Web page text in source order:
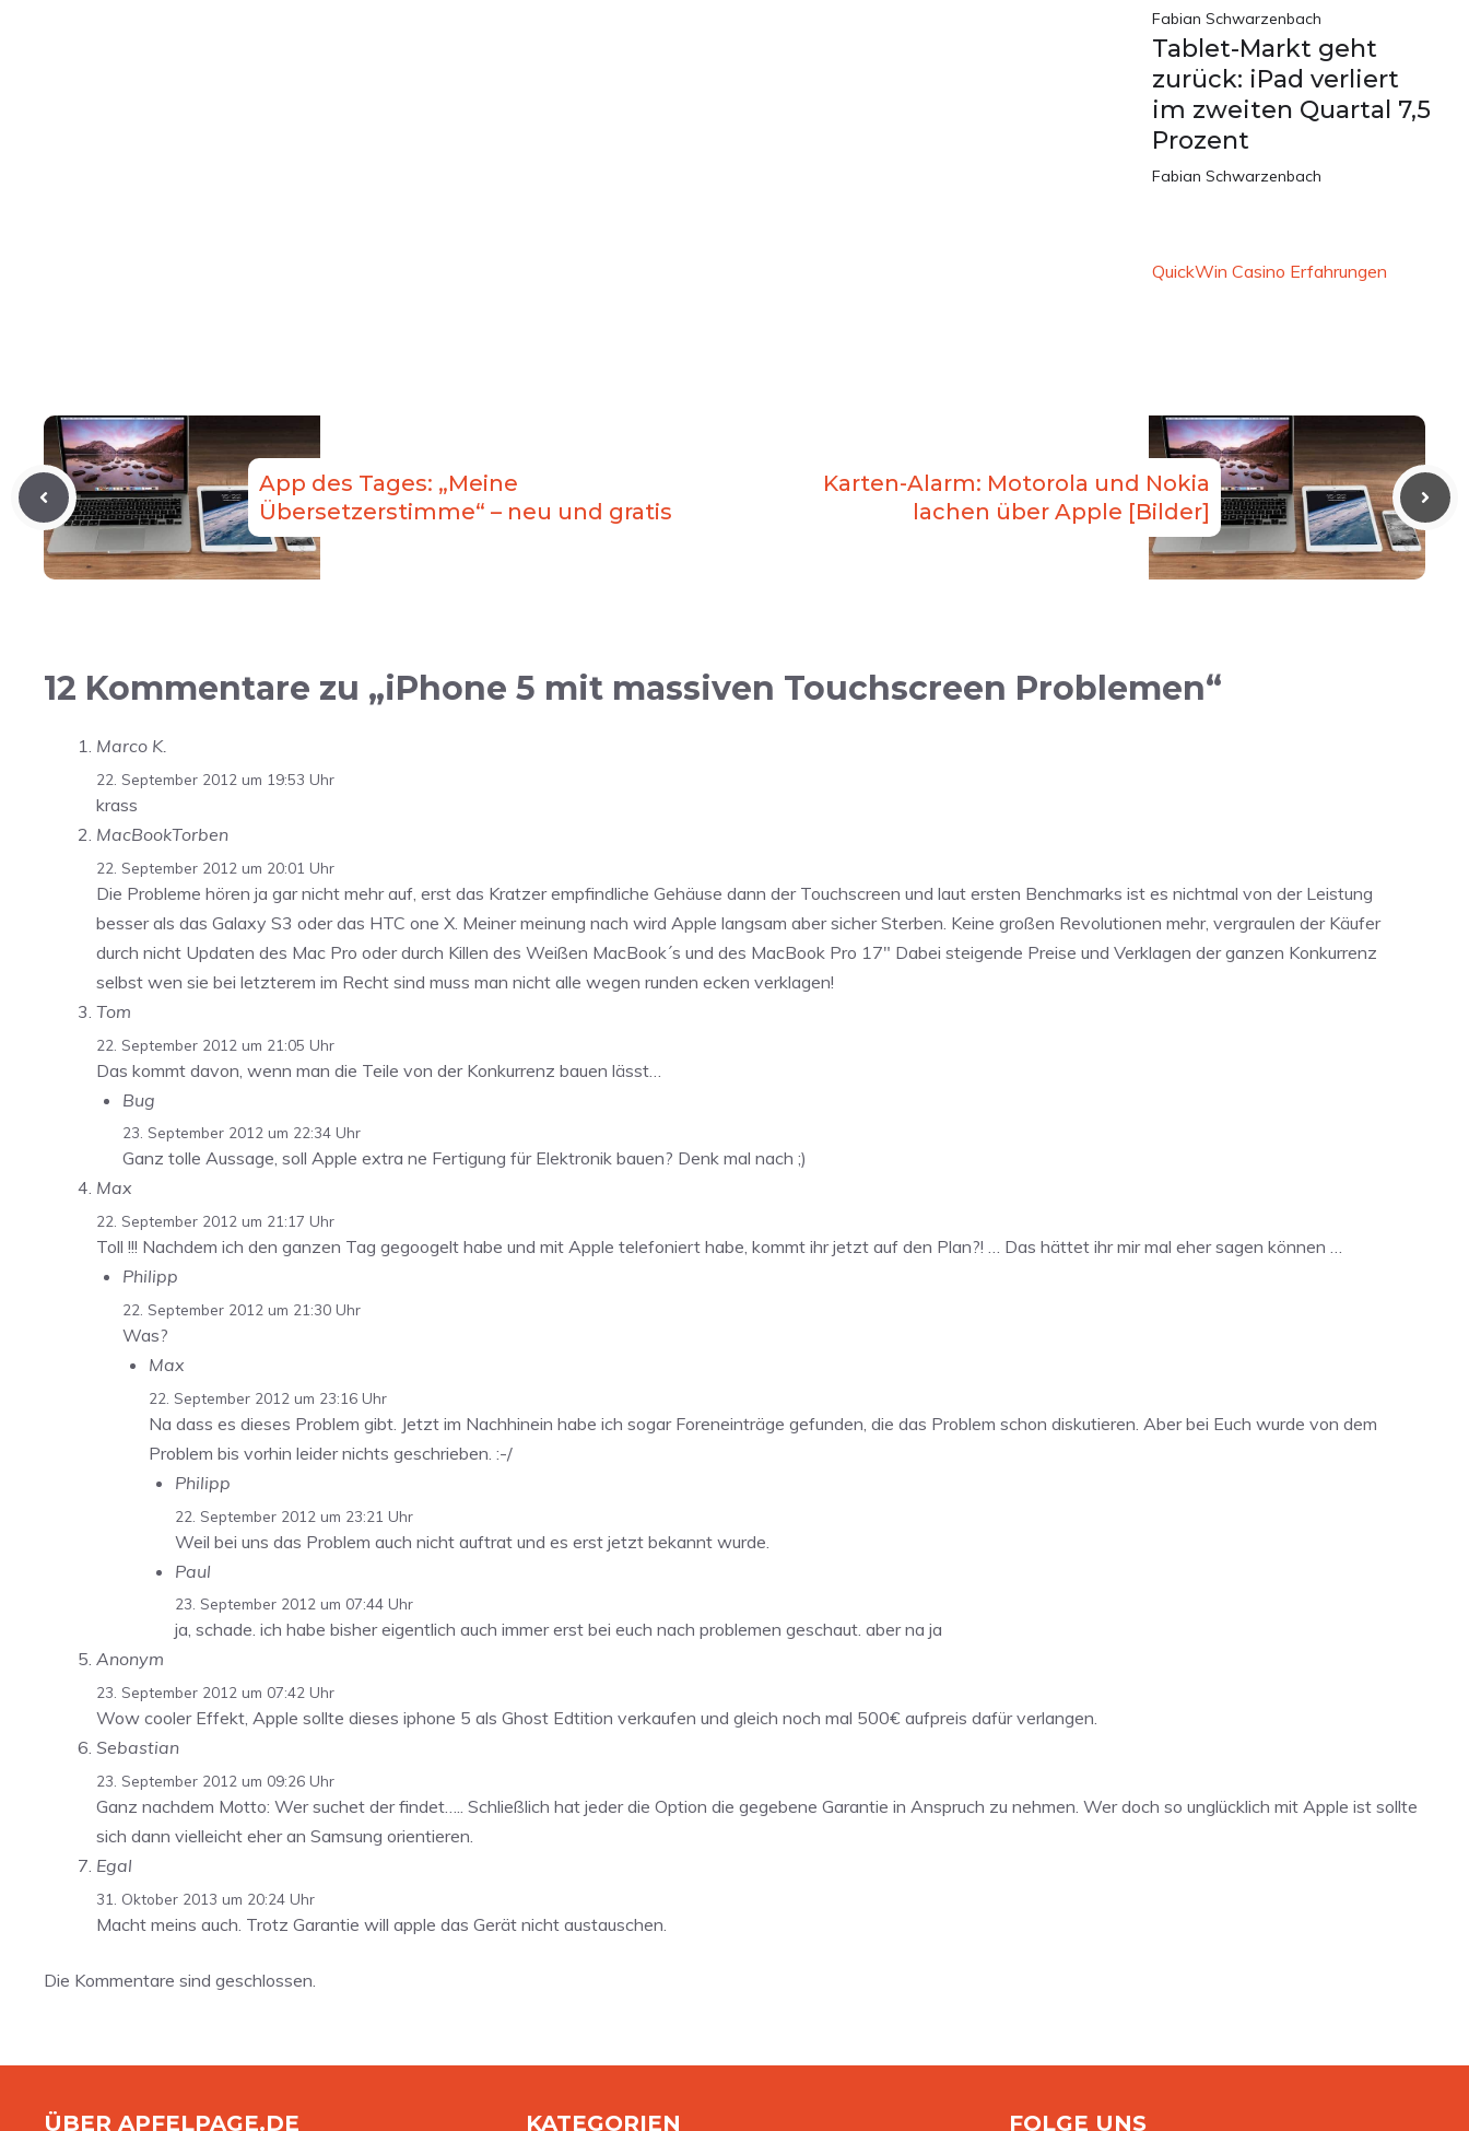
Fabian Schwarzenbach
Tablet-Markt geht
zurück: iPad verliert
im zweiten Quartal 7,5
Prozent
Fabian Schwarzenbach
QuickWin Casino Erfahrungen
App des Tages: „Meine
Übersetzerstimme“ – neu und gratis
Karten-Alarm: Motorola und Nokia
lachen über Apple [Bilder]
12 Kommentare zu „iPhone 5 mit massiven Touchscreen Problemen“
Marco K.
22. September 2012 um 19:53 Uhr
krass
MacBookTorben
22. September 2012 um 20:01 Uhr
Die Probleme hören ja gar nicht mehr auf, erst das Kratzer empfindliche Gehäuse dann der Touchscreen und laut ersten Benchmarks ist es nichtmal von der Leistung
besser als das Galaxy S3 oder das HTC one X. Meiner meinung nach wird Apple langsam aber sicher Sterben. Keine großen Revolutionen mehr, vergraulen der Käufer
durch nicht Updaten des Mac Pro oder durch Killen des Weißen MacBook´s und des MacBook Pro 17″ Dabei steigende Preise und Verklagen der ganzen Konkurrenz
selbst wen sie bei letzterem im Recht sind muss man nicht alle wegen runden ecken verklagen!
Tom
22. September 2012 um 21:05 Uhr
Das kommt davon, wenn man die Teile von der Konkurrenz bauen lässt…
Bug
23. September 2012 um 22:34 Uhr
Ganz tolle Aussage, soll Apple extra ne Fertigung für Elektronik bauen? Denk mal nach ;)
Max
22. September 2012 um 21:17 Uhr
Toll !!! Nachdem ich den ganzen Tag gegoogelt habe und mit Apple telefoniert habe, kommt ihr jetzt auf den Plan?! … Das hättet ihr mir mal eher sagen können …
Philipp
22. September 2012 um 21:30 Uhr
Was?
Max
22. September 2012 um 23:16 Uhr
Na dass es dieses Problem gibt. Jetzt im Nachhinein habe ich sogar Foreneinträge gefunden, die das Problem schon diskutieren. Aber bei Euch wurde von dem
Problem bis vorhin leider nichts geschrieben. :-/
Philipp
22. September 2012 um 23:21 Uhr
Weil bei uns das Problem auch nicht auftrat und es erst jetzt bekannt wurde.
Paul
23. September 2012 um 07:44 Uhr
ja, schade. ich habe bisher eigentlich auch immer erst bei euch nach problemen geschaut. aber na ja
Anonym
23. September 2012 um 07:42 Uhr
Wow cooler Effekt, Apple sollte dieses iphone 5 als Ghost Edtition verkaufen und gleich noch mal 500€ aufpreis dafür verlangen.
Sebastian
23. September 2012 um 09:26 Uhr
Ganz nachdem Motto: Wer suchet der findet….. Schließlich hat jeder die Option die gegebene Garantie in Anspruch zu nehmen. Wer doch so unglücklich mit Apple ist sollte
sich dann vielleicht eher an Samsung orientieren.
Egal
31. Oktober 2013 um 20:24 Uhr
Macht meins auch. Trotz Garantie will apple das Gerät nicht austauschen.
Die Kommentare sind geschlossen.
ÜBER APFELPAGE.DE KATEGORIEN FOLGE UNS